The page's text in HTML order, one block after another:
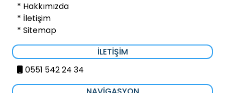
* Hakkımızda
* İletişim
* Sitemap
İLETIŞIM
0551 542 24 34